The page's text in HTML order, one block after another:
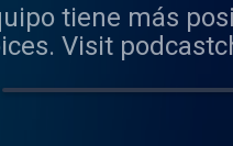
tiene más
Visit